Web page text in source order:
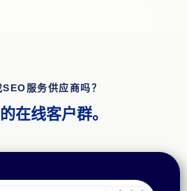
服务供应商吗？
在线客户群。